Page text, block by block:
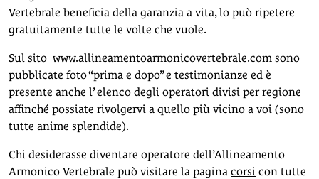
Vertebrale beneficia della garanzia a vita, lo può ripetere
gratuitamente tutte le volte che vuole.
Sul sito www.allineamentoarmonicovertebrale.com sono
pubblicate foto“prima e dopo”e testimonianze ed è
presente anche l’elenco degli operatori divisi per regione
affinché possiate rivolgervi a quello più vicino a voi (sono
tutte anime splendide).
Chi desiderasse diventare operatore dell’Allineamento
Armonico Vertebrale può visitare la pagina corsi con tutte